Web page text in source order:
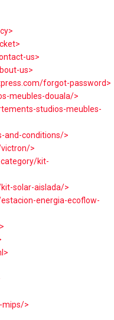
us>
us>
forgot-password>
meubles-douala/>
studios-meubles-
and-conditions/>
>
kit-
solar-aislada/>
energia-ecoflow-
mips/>